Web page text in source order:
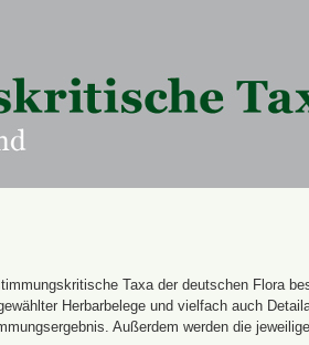
Taxa der deutschen Flora
Herbarbelege und vielfach auch
Außerdem werden die